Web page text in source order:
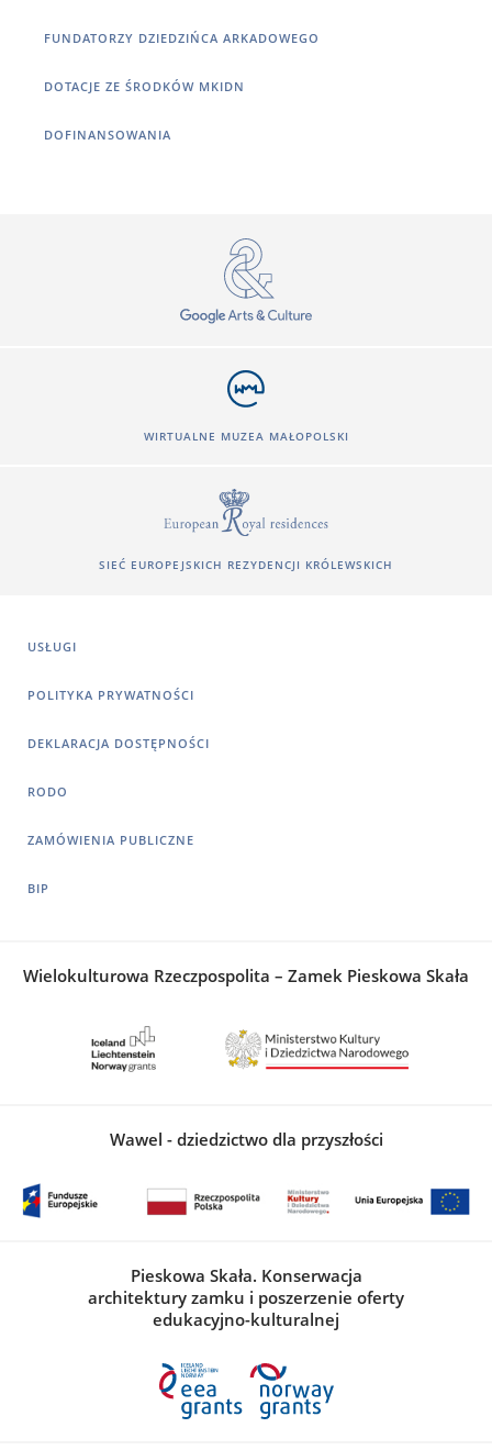
FUNDATORZY DZIEDZIŃCA ARKADOWEGO
DOTACJE ZE ŚRODKÓW MKIDN
DOFINANSOWANIA
WIRTUALNE MUZEA MAŁOPOLSKI
SIEĆ EUROPEJSKICH REZYDENCJI KRÓLEWSKICH
USŁUGI
POLITYKA PRYWATNOŚCI
DEKLARACJA DOSTĘPNOŚCI
RODO
ZAMÓWIENIA PUBLICZNE
BIP
Wielokulturowa Rzeczpospolita – Zamek Pieskowa Skała
Wawel - dziedzictwo dla przyszłości
Pieskowa Skała. Konserwacja
architektury zamku i poszerzenie oferty
edukacyjno-kulturalnej